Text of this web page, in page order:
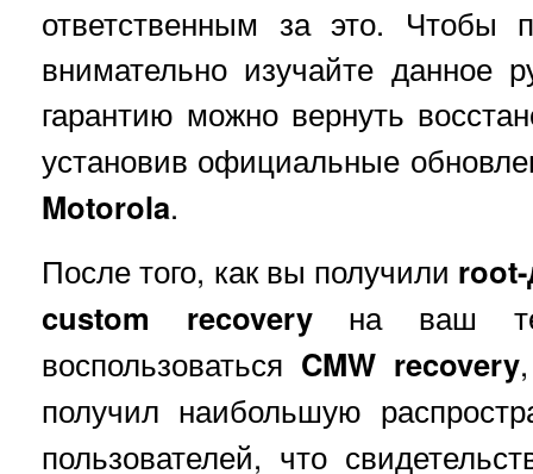
ответственным за это. Чтобы
внимательно изучайте данное
гарантию можно вернуть
установив официальные
Motorola.
После того, как вы получили
custom recoveryна ваш
воспользоваться CMW recovery
получил наибольшую
пользователей, что